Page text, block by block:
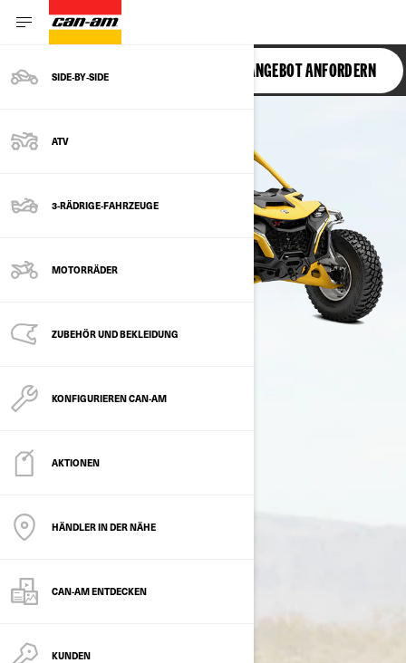
SIDE‑BY‑SIDE
ATV
3-RÄDRIGE-FAHRZEUGE
MOTORRÄDER
ZUBEHÖR UND BEKLEIDUNG
KONFIGURIEREN CAN-AM
AKTIONEN
HÄNDLER IN DER NÄHE
CAN-AM ENTDECKEN
KUNDEN
MAVERICK R ANGEBOT ANFORDERN